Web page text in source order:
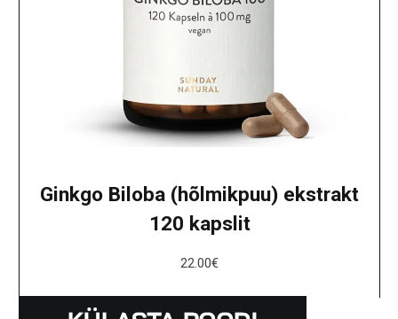
Ginkgo Biloba (hõlmikpuu) ekstrakt
120 kapslit
22.00€